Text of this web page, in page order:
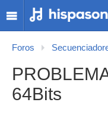
Foros
64Bits